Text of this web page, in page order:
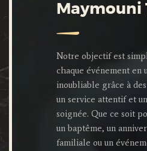
Maymouni
Notre objectif est
chaque événement en
inoubliable grâce à
un service attentif et
soignée. Que ce soit
un baptême, un
familiale ou un